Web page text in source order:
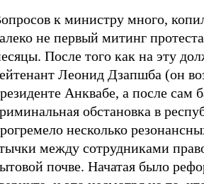
к министру много,
не первый митинг
После того как на эту
Леонид Дзапшба (он
Анквабе, а после сам
обстановка в
несколько
между сотрудниками
почве. Начатая было